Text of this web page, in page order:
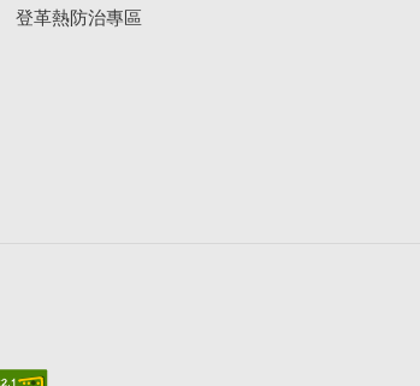
登革熱防治專區